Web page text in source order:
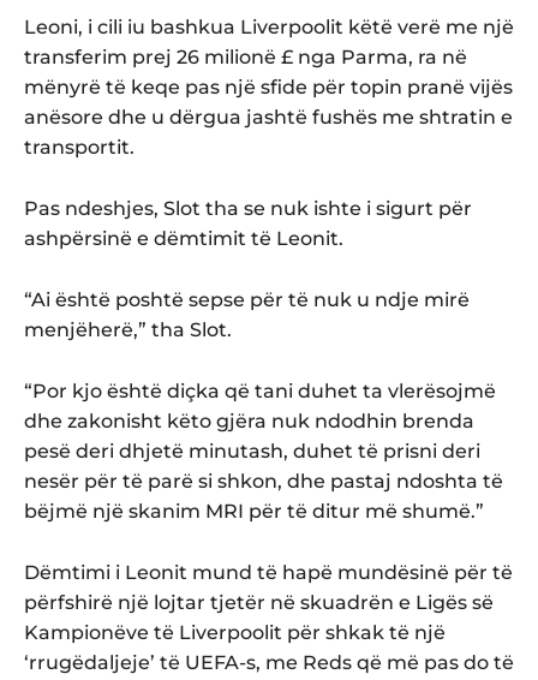
Leoni, i cili iu bashkua Liverpoolit këtë verë me një
transferim prej 26 milionë £ nga Parma, ra në
mënyrë të keqe pas një sfide për topin pranë vijës
anësore dhe u dërgua jashtë fushës me shtratin e
transportit.
Pas ndeshjes, Slot tha se nuk ishte i sigurt për
ashpërsinë e dëmtimit të Leonit.
“Ai është poshtë sepse për të nuk u ndje mirë
menjëherë,” tha Slot.
“Por kjo është diçka që tani duhet ta vlerësojmë
dhe zakonisht këto gjëra nuk ndodhin brenda
pesë deri dhjetë minutash, duhet të prisni deri
nesër për të parë si shkon, dhe pastaj ndoshta të
bëjmë një skanim MRI për të ditur më shumë.”
Dëmtimi i Leonit mund të hapë mundësinë për të
përfshirë një lojtar tjetër në skuadrën e Ligës së
Kampionëve të Liverpoolit për shkak të një
‘rrugëdaljeje’ të UEFA-s, me Reds që më pas do të